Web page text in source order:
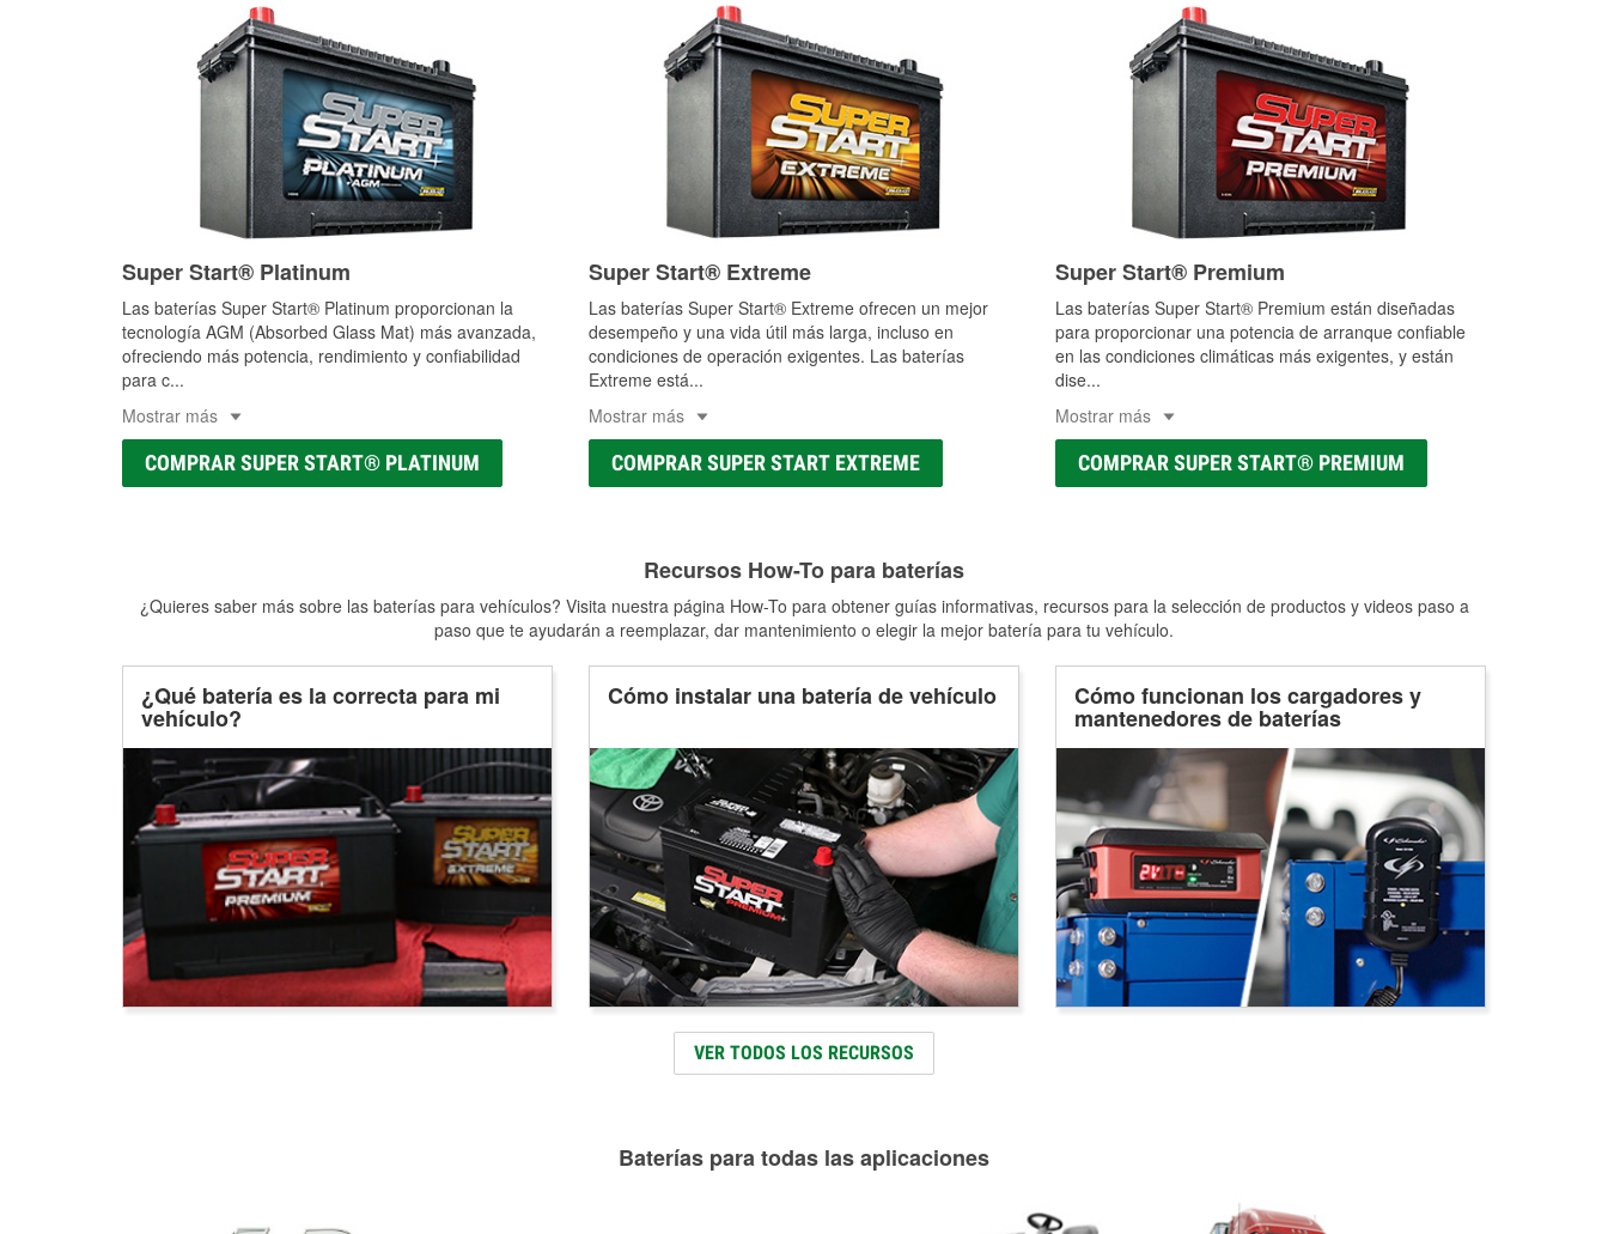
Super Start® Platinum
Las baterías Super Start® Platinum proporcionan la
tecnología AGM (Absorbed Glass Mat) más avanzada,
ofreciendo más potencia, rendimiento y confiabilidad
para c...
Mostrar más
COMPRAR SUPER START® PLATINUM
Super Start® Extreme
Las baterías Super Start® Extreme ofrecen un mejor
desempeño y una vida útil más larga, incluso en
condiciones de operación exigentes. Las baterías
Extreme está...
Mostrar más
COMPRAR SUPER START EXTREME
Super Start® Premium
Las baterías Super Start® Premium están diseñadas
para proporcionar una potencia de arranque confiable
en las condiciones climáticas más exigentes, y están
dise...
Mostrar más
COMPRAR SUPER START® PREMIUM
Recursos How-To para baterías
¿Quieres saber más sobre las baterías para vehículos? Visita nuestra página How-To para obtener guías informativas, recursos para la selección de productos y videos paso a
paso que te ayudarán a reemplazar, dar mantenimiento o elegir la mejor batería para tu vehículo.
¿Qué batería es la correcta para mi
vehículo?
Cómo instalar una batería de vehículo Cómo funcionan los cargadores y
mantenedores de baterías
VER TODOS LOS RECURSOS
Baterías para todas las aplicaciones